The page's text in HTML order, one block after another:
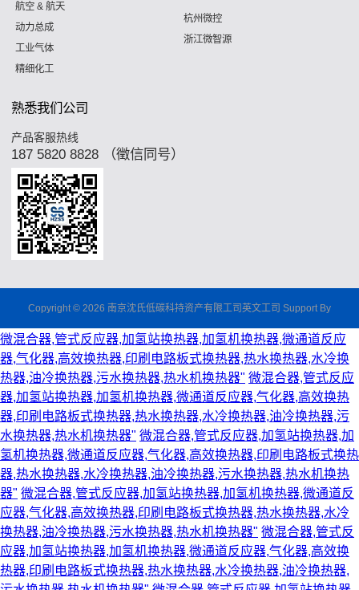
航空 & 航天
动力总成
工业气体
精细化工
杭州微控
浙江微智源
熟悉我们公司
产品客服热线
187 5820 8828 （徵信同号）
Copyright © 2026 南京沈氏低碳科持资产有限工司英文工司 Support By
微混合器,管式反应器,加氢站换热器,加氢机换热器,微通道反应
器,气化器,高效换热器,印刷电路板式换热器,热水换热器,水冷换
热器,油冷换热器,污水换热器,热水机换热器" 微混合器,管式反应
器,加氢站换热器,加氢机换热器,微通道反应器,气化器,高效换热
器,印刷电路板式换热器,热水换热器,水冷换热器,油冷换热器,污
水换热器,热水机换热器" 微混合器,管式反应器,加氢站换热器,加
氢机换热器,微通道反应器,气化器,高效换热器,印刷电路板式换热
器,热水换热器,水冷换热器,油冷换热器,污水换热器,热水机换热
器" 微混合器,管式反应器,加氢站换热器,加氢机换热器,微通道反
应器,气化器,高效换热器,印刷电路板式换热器,热水换热器,水冷
换热器,油冷换热器,污水换热器,热水机换热器" 微混合器,管式反
应器,加氢站换热器,加氢机换热器,微通道反应器,气化器,高效换
热器,印刷电路板式换热器,热水换热器,水冷换热器,油冷换热器,